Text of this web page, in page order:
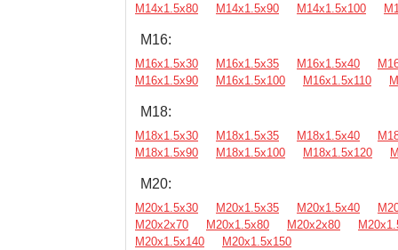
М14х1.5х80
М14х1.5х90 М14х1.5х100
М16:
М16х1.5х30 М16х1.5х35 М16х1.5х40
М16х1.5х90
М16х1.5х100 М16х1.5х110
М18:
М18х1.5х30 М18х1.5х35 М18х1.5х40
М18х1.5х90
М18х1.5х100 М18х1.5х120
М20:
М20х1.5х30 М20х1.5х35 М20х1.5х40
М20х2х70
М20х1.5х80 М20х2х80
М20х1.5х140
М20х1.5х150